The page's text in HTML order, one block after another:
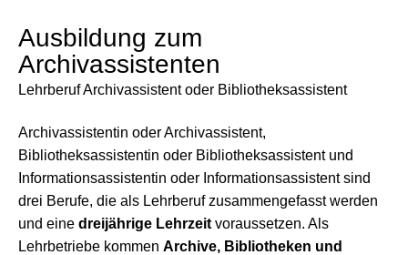
Ausbildung zum
Archivassistenten
Lehrberuf Archivassistent oder Bibliotheksassistent
Archivassistentin oder Archivassistent,
Bibliotheksassistentin oder Bibliotheksassistent und
Informationsassistentin oder Informationsassistent sind
drei Berufe, die als Lehrberuf zusammengefasst werden
und eine dreijährige Lehrzeit voraussetzen. Als
Lehrbetriebe kommen Archive, Bibliotheken und